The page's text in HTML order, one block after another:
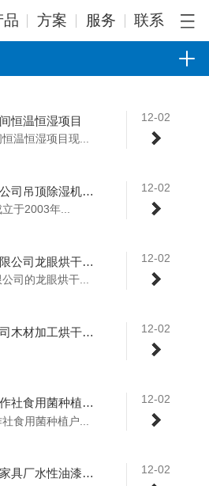
品 方案 服务 联系
12-02
恒温恒湿项目
温恒湿项目现...
12-02
杭州贝达药业股份有限公司吊顶除湿机案例
于2003年...
12-02
安徽燕之坊电子商务有限公司龙眼烘干设备选型
司的龙眼烘干...
12-02
东莞市美丰家具有限公司木材加工烘干房项目
12-02
湖北佳润食用菌专业合作社食用菌种植户种植基地食用菌小型烘干机
食用菌种植户...
12-02
惠州市惠阳区秋长德豪家具厂水性油漆烘干线